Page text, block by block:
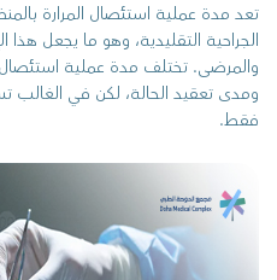
تعد مدة عملية استئصال المرارة
الجراحية التقليدية، وهو ما يجعل هذا
والمرضى. تختلف مدة عملية استئصال
فقط.